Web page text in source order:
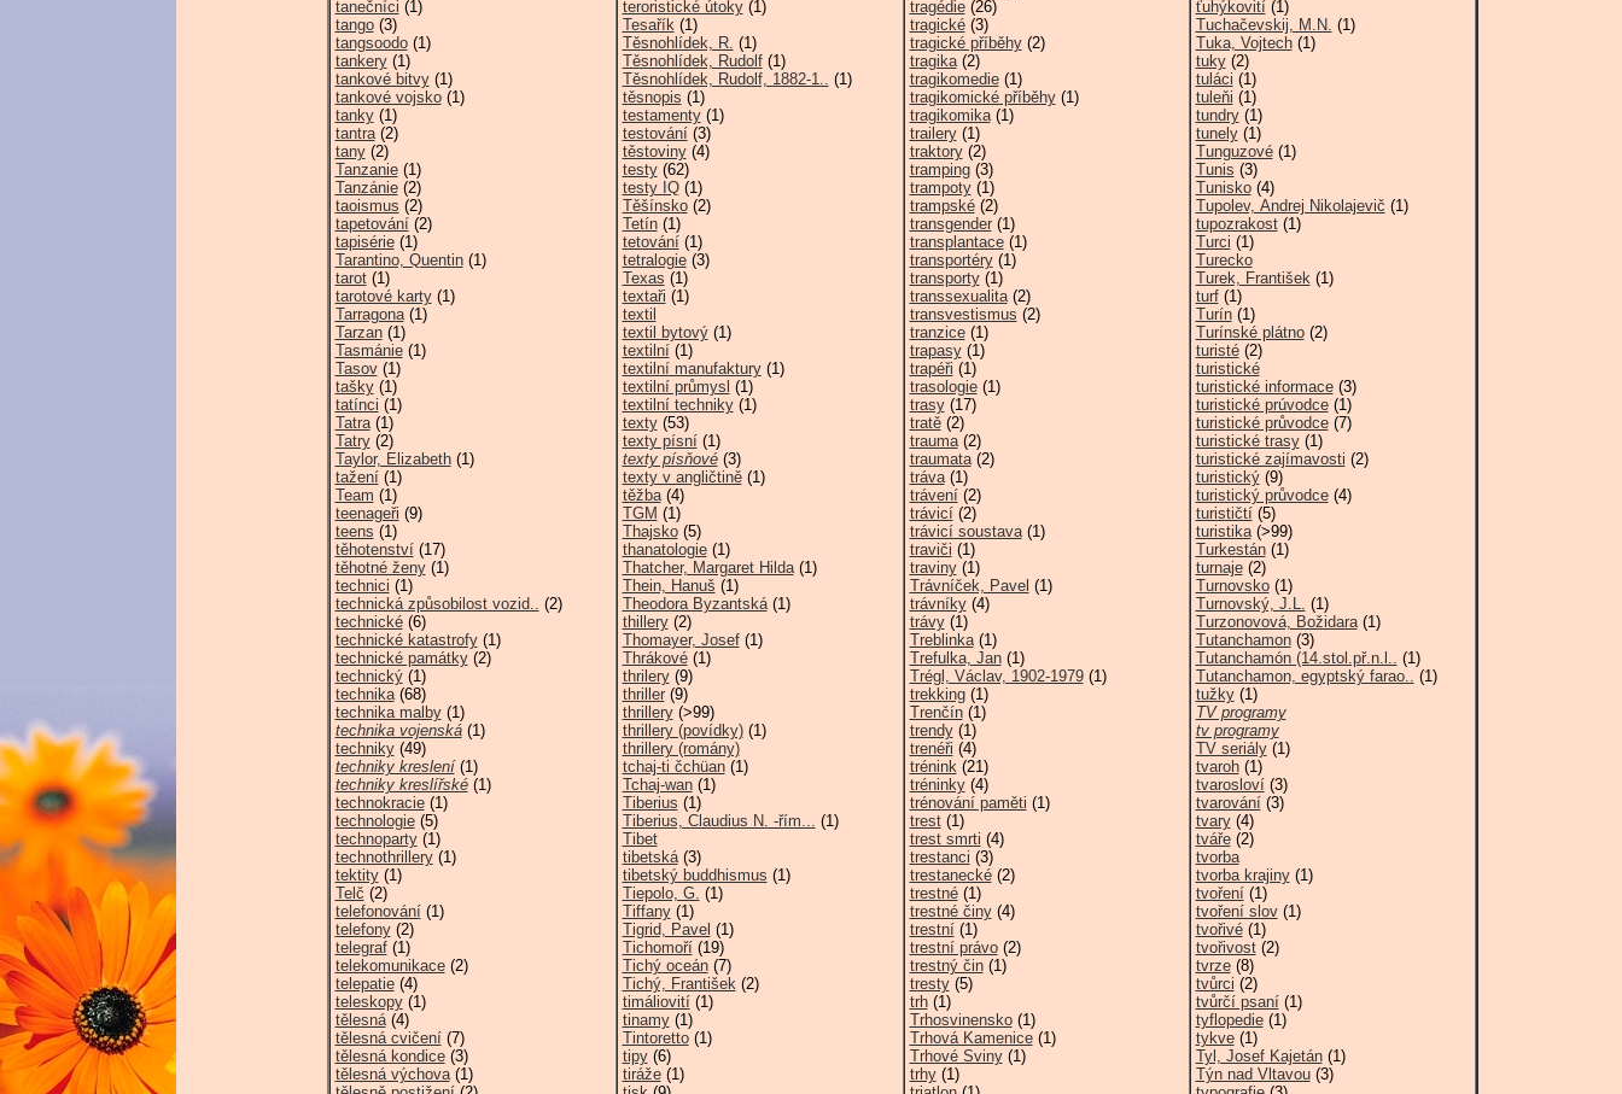
tanečníci (1)
tango(3)
tangsoodo(1)
tankery(1)
tankové bitvy(1)
tankové vojsko(1)
tanky(1)
tantra(2)
tany(2)
Tanzanie(1)
Tanzánie(2)
taoismus (2)
tapetování(2)
tapisérie(1)
Tarantino, Quentin(1)
tarot(1)
tarotové karty(1)
Tarragona(1)
Tarzan(1)
Tasmánie(1)
Tasov(1)
tašky(1)
tatínci (1)
Tatra(1)
Tatry(2)
Taylor, Elizabeth(1)
tažení(1)
Team (1)
teenageři (9)
teens (1)
těhotenství(17)
těhotné ženy(1)
technici (1)
technická způsobilost vozid.. (2)
technické(6)
technické katastrofy(1)
technické památky(2)
technický(1)
technika(68)
technika malby(1)
technika vojenská(1)
techniky(49)
techniky kreslení(1)
techniky kreslířské(1)
technokracie(1)
technologie(5)
technoparty(1)
technothrillery(1)
tektity(1)
Telč (2)
telefonování(1)
telefony(2)
telegraf(1)
telekomunikace(2)
telepatie(4)
teleskopy(1)
tělesná(4)
tělesná cvičení(7)
tělesná kondice(3)
tělesná výchova(1)
teroristické útoky(1)
Tesařík(1)
Těsnohlídek, R. (1)
Těsnohlídek, Rudolf(1)
Těsnohlídek, Rudolf, 1882-1.. (1)
těsnopis (1)
testamenty(1)
testování(3)
těstoviny(4)
testy(62)
testy IQ(1)
Těšínsko(2)
Tetín(1)
tetování(1)
tetralogie(3)
Texas (1)
textaři (1)
textil
textil bytový(1)
textilní(1)
textilní manufaktury(1)
textilní průmysl (1)
textilní techniky(1)
texty(53)
texty písní(1)
texty písňové(3)
texty v angličtině(1)
těžba(4)
TGM (1)
Thajsko(5)
thanatologie(1)
Thatcher, Margaret Hilda(1)
Thein, Hanuš (1)
Theodora Byzantská(1)
thillery(2)
Thomayer, Josef(1)
Thrákové(1)
thrilery(9)
thriller(9)
thrillery(>99)
thrillery (povídky)(1)
thrillery (romány)
tchaj-ti čchüan(1)
Tchaj-wan(1)
Tiberius (1)
Tiberius, Claudius N. -řím... (1)
Tibet
tibetská(3)
tibetský buddhismus (1)
Tiepolo, G. (1)
Tiffany(1)
Tigrid, Pavel (1)
Tichomoří(19)
Tichý oceán(7)
Tichý, František(2)
timáliovití(1)
tinamy(1)
Tintoretto(1)
tipy(6)
tiráže(1)
tragédie(26)
tragické(3)
tragické příběhy(2)
tragika(2)
tragikomedie(1)
tragikomické příběhy(1)
tragikomika(1)
trailery(1)
traktory(2)
tramping(3)
trampoty(1)
trampské(2)
transgender(1)
transplantace(1)
transportéry(1)
transporty(1)
transsexualita(2)
transvestismus (2)
tranzice(1)
trapasy(1)
trapéři (1)
trasologie(1)
trasy(17)
tratě(2)
trauma(2)
traumata(2)
tráva(1)
trávení(2)
trávicí(2)
trávicí soustava(1)
traviči (1)
traviny(1)
Trávníček, Pavel (1)
trávníky(4)
trávy(1)
Treblinka(1)
Trefulka, Jan(1)
Trégl, Václav, 1902-1979(1)
trekking(1)
Trenčín(1)
trendy(1)
trenéři (4)
trénink(21)
tréninky(4)
trénování paměti (1)
trest(1)
trest smrti (4)
trestanci (3)
trestanecké(2)
trestné(1)
trestné činy(4)
trestní(1)
trestní právo(2)
trestný čin(1)
tresty(5)
trh(1)
Trhosvinensko(1)
Trhová Kamenice(1)
Trhové Sviny(1)
trhy(1)
ťuhýkovití(1)
Tuchačevskij, M.N. (1)
Tuka, Vojtech(1)
tuky(2)
tuláci (1)
tuleňi (1)
tundry(1)
tunely(1)
Tunguzové(1)
Tunis (3)
Tunisko(4)
Tupolev, Andrej Nikolajevič (1)
tupozrakost(1)
Turci (1)
Turecko
Turek, František(1)
turf(1)
Turín(1)
Turínské plátno(2)
turisté(2)
turistické
turistické informace(3)
turistické prúvodce(1)
turistické průvodce(7)
turistické trasy(1)
turistické zajímavosti (2)
turistický(9)
turistický průvodce(4)
turističtí(5)
turistika(>99)
Turkestán(1)
turnaje(2)
Turnovsko(1)
Turnovský, J.L. (1)
Turzonovová, Božidara(1)
Tutanchamon(3)
Tutanchamón (14.stol.př.n.l.. (1)
Tutanchamon, egyptský farao.. (1)
tužky(1)
TV programy
tv programy
TV seriály(1)
tvaroh(1)
tvarosloví(3)
tvarování(3)
tvary(4)
tváře(2)
tvorba
tvorba krajiny(1)
tvoření(1)
tvoření slov(1)
tvořivé(1)
tvořivost(2)
tvrze(8)
tvůrci (2)
tvůrčí psaní(1)
tyflopedie(1)
tykve(1)
Tyl, Josef Kajetán(1)
Týn nad Vltavou(3)